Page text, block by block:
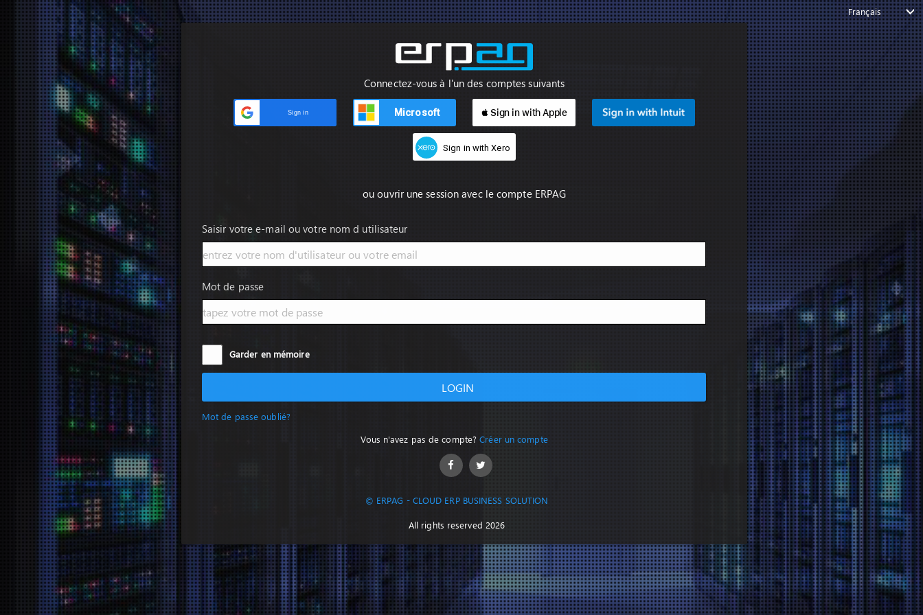
Français
Connectez-vous à l'un des comptes suivants
Sign in Microsoft  Sign in with Apple
Sign in with Xero
ou ouvrir une session avec le compte ERPAG
Saisir votre e-mail ou votre nom d utilisateur
Mot de passe
Garder en mémoire
LOGIN
Mot de passe oublié?
Vous n'avez pas de compte?Créer un compte
© ERPAG - CLOUD ERP BUSINESS SOLUTION
All rights reserved 2026